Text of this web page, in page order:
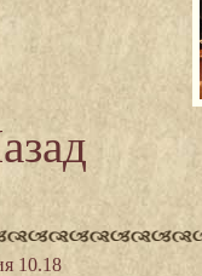
10.18